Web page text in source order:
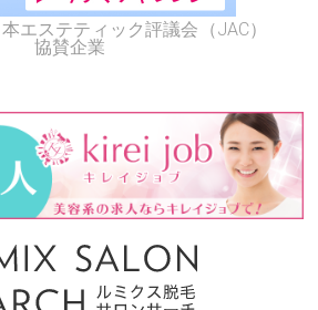
エステティック評議会（JAC）
協賛企業